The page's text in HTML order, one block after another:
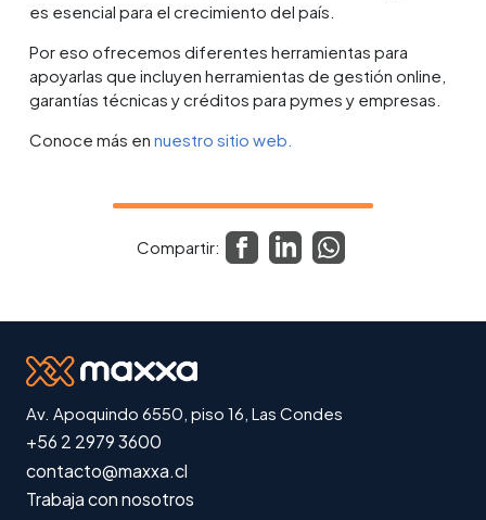
es esencial para el crecimiento del país.
Por eso ofrecemos diferentes herramientas para
apoyarlas que incluyen herramientas de gestión online,
garantías técnicas y créditos para pymes y empresas.
Conoce más ennuestro sitio web.
Compartir:
Av. Apoquindo 6550, piso 16, Las Condes
+56 2 2979 3600
contacto@maxxa.cl
Trabaja con nosotros